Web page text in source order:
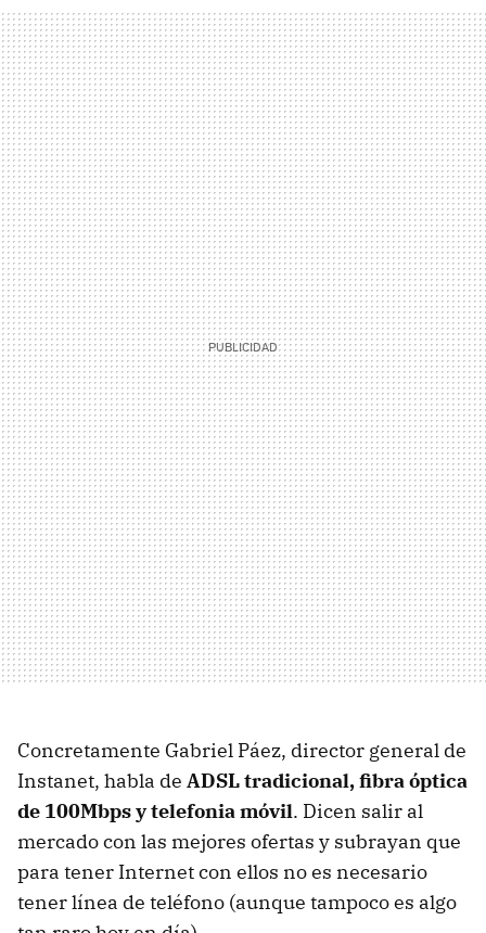
Concretamente Gabriel Páez, director general de
Instanet, habla de ADSL tradicional, fibra óptica
de 100Mbps y telefonia móvil. Dicen salir al
mercado con las mejores ofertas y subrayan que
para tener Internet con ellos no es necesario
tener línea de teléfono (aunque tampoco es algo